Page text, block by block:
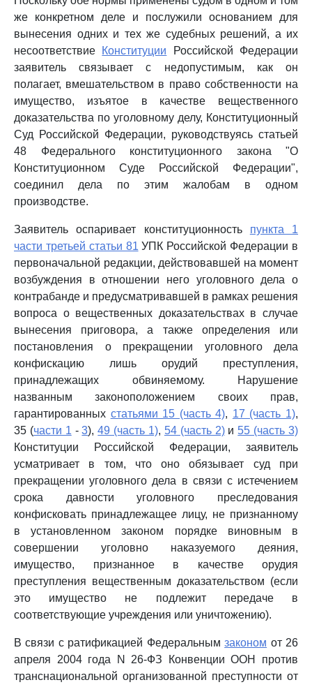
же конкретном деле и послужили основанием для
вынесения одних и тех же судебных решений, а их
несоответствие Конституции Российской Федерации
заявитель связывает с недопустимым, как он
полагает, вмешательством в право собственности на
имущество, изъятое в качестве вещественного
доказательства по уголовному делу, Конституционный
Суд Российской Федерации, руководствуясь статьей
48 Федерального конституционного закона "О
Конституционном Суде Российской Федерации",
соединил дела по этим жалобам в одном
производстве.
Заявитель оспаривает конституционность пункта 1
части третьей статьи 81 УПК Российской Федерации в
первоначальной редакции, действовавшей на момент
возбуждения в отношении него уголовного дела о
контрабанде и предусматривавшей в рамках решения
вопроса о вещественных доказательствах в случае
вынесения приговора, а также определения или
постановления о прекращении уголовного дела
конфискацию лишь орудий преступления,
принадлежащих обвиняемому. Нарушение
названным законоположением своих прав,
гарантированных статьями 15 (часть 4), 17 (часть 1),
35 (части 1 -3),49 (часть 1), 54 (часть 2)и 55 (часть 3)
Конституции Российской Федерации, заявитель
усматривает в том, что оно обязывает суд при
прекращении уголовного дела в связи с истечением
срока давности уголовного преследования
конфисковать принадлежащее лицу, не признанному
в установленном законом порядке виновным в
совершении уголовно наказуемого деяния,
имущество, признанное в качестве орудия
преступления вещественным доказательством (если
это имущество не подлежит передаче в
соответствующие учреждения или уничтожению).
В связи с ратификацией Федеральнымзаконом от 26
апреля 2004 года N 26-ФЗ Конвенции ООН против
транснациональной организованной преступности от